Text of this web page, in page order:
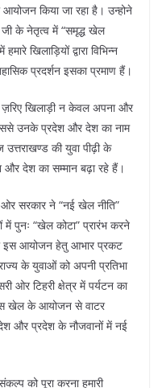
आयोजन किया जा रहा है। उन्होने
जी के नेतृत्व में “समृद्ध खेल
खिलाड़ियों द्वारा विभिन्न
प्रदर्शन इसका प्रमाण हैं।
खिलाड़ी न केवल अपना और
उनके प्रदेश और देश का नाम
की युवा पीढ़ी के
और देश का सम्मान बढ़ा रहे हैं।
ओर सरकार ने “नई खेल नीति”
में पुनः “खेल कोटा” प्रारंभ करने
इस आयोजन हेतु आभार प्रकट
के युवाओं को अपनी प्रतिभा
ओर टिहरी क्षेत्र में पर्यटन का
इस खेल के आयोजन से वाटर
देश और प्रदेश के नौजवानों में नई
को पूरा करना हमारी